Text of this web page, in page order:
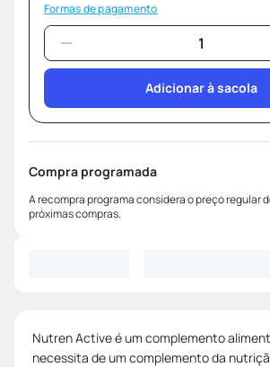
Formas de pagamento
Adicionar à sacola
Compra programada
A recompra programa considera o preço regular
próximas compras.
Nutren Active é um complemento
necessita de um complemento da